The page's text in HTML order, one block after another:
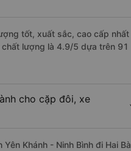
tốt, xuất sắc, cao cấp nhất
chất lượng là 4.9/5 dựa trên 91
cho cặp đôi, xe
Khánh - Ninh Bình đi Hai Bà